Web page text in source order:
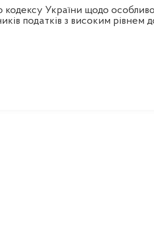
України щодо
податків з високим рівнем